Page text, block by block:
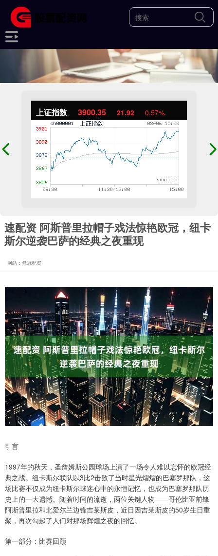
上证指数 3900.35 21.92 0.57%
速配资 阿斯普里拉帽子戏法惊艳欧冠，纽卡
斯尔逆袭巴萨的经典之夜重现
网站：鼎冠配资
引言
1997年的秋天，圣詹姆斯公园球场上演了一场令人难以忘怀的欧冠经
典之战。纽卡斯尔联队以3比2击败了当时星光熠熠的巴塞罗那队，这
场比赛不仅成为纽卡斯尔球迷心中的永恒记忆，也成为巴塞罗那队历
史上的一大遗憾。随着时间的流逝，两位关键人物——哥伦比亚前锋
阿斯普里拉和北爱尔兰边锋吉莱斯皮，近日因吉莱斯皮的50岁生日重
聚，再次勾起了人们对那场辉煌之夜的回忆。
第一部分：比赛回顾